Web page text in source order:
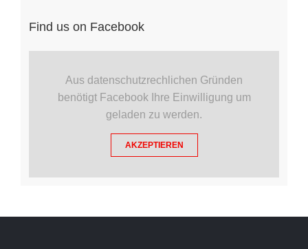
Find us on Facebook
Aus datenschutzrechlichen Gründen
benötigt Facebook Ihre Einwilligung um
geladen zu werden.
AKZEPTIEREN